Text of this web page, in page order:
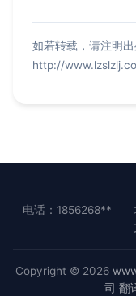
如若转载，请注明出
http://
电话：1856268**
Copyright © 2026
司 翻